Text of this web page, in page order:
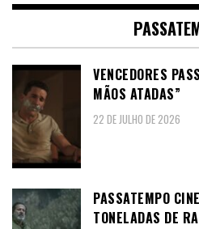
VENCEDORES
MÃOS ATADAS”
22 DE JULHO DE 2026
PASSATEMPO
TONELADAS DE